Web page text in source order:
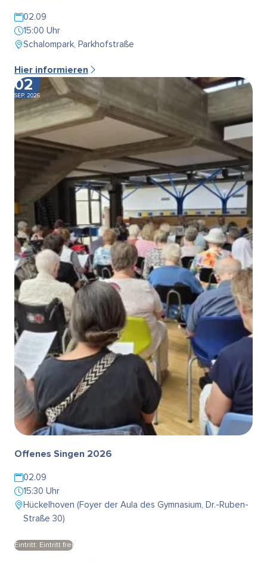
02.09
15:00 Uhr
Schalompark, Parkhofstraße
Hier informieren
02
SEP. 2026
Offenes Singen 2026
02.09
15:30 Uhr
Hückelhoven (Foyer der Aula des Gymnasium, Dr.-Ruben-
Straße 30)
Eintritt: Eintritt frei